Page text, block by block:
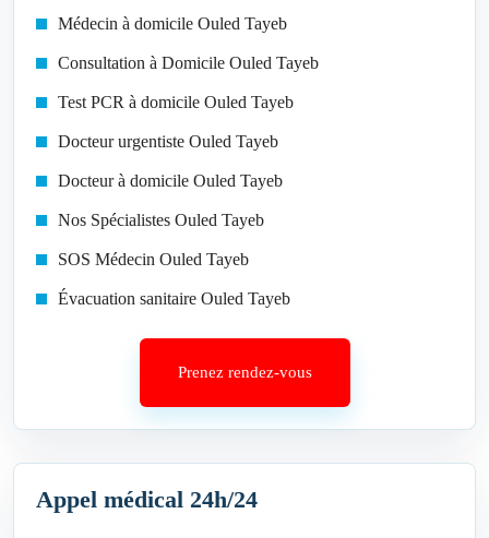
Médecin à domicile Ouled Tayeb
Consultation à Domicile Ouled Tayeb
Test PCR à domicile Ouled Tayeb
Docteur urgentiste Ouled Tayeb
Docteur à domicile Ouled Tayeb
Nos Spécialistes Ouled Tayeb
SOS Médecin Ouled Tayeb
Évacuation sanitaire Ouled Tayeb
Prenez rendez-vous
Appel médical 24h/24